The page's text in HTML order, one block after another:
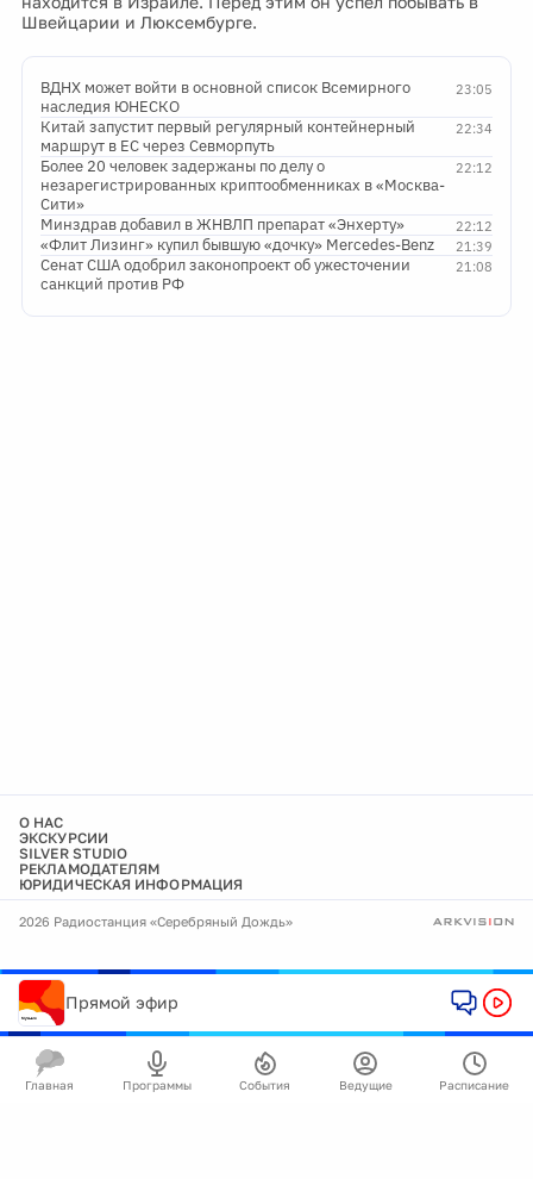
Швейцарии и Люксембурге.
23:05
ВДНХ может войти в основной список Всемирного
наследия ЮНЕСКО
22:34
Китай запустит первый регулярный контейнерный
маршрут в ЕС через Севморпуть
22:12
Более 20 человек задержаны по делу о
незарегистрированных криптообменниках в «Москва-
Сити»
22:12
Минздрав добавил в ЖНВЛП препарат «Энхерту»
21:39
«Флит Лизинг» купил бывшую «дочку» Mercedes-Benz
21:08
Сенат США одобрил законопроект об ужесточении
санкций против РФ
О НАС
ЭКСКУРСИИ
SILVER STUDIO
РЕКЛАМОДАТЕЛЯМ
ЮРИДИЧЕСКАЯ ИНФОРМАЦИЯ
2026 Радиостанция «Серебряный Дождь»
Прямой эфир
Главная Программы События Ведущие Расписание